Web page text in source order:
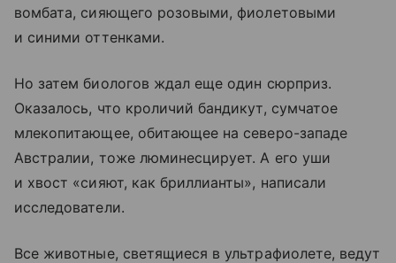
вомбата, сияющего розовыми, фиолетовыми
и синими оттенками.
Но затем биологов ждал еще один сюрприз.
Оказалось, что кроличий бандикут, сумчатое
млекопитающее, обитающее на северо-западе
Австралии, тоже люминесцирует. А его уши
и хвост «сияют, как бриллианты», написали
исследователи.
Все животные, светящиеся в ультрафиолете, ведут